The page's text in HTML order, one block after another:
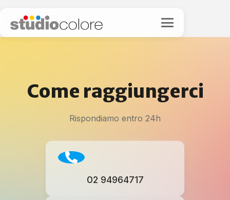
Come raggiungerci
Rispondiamo entro 24h
02 94964717